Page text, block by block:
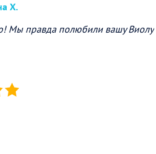
Х.
Мы правда полюбили вашу Виолу
(*)